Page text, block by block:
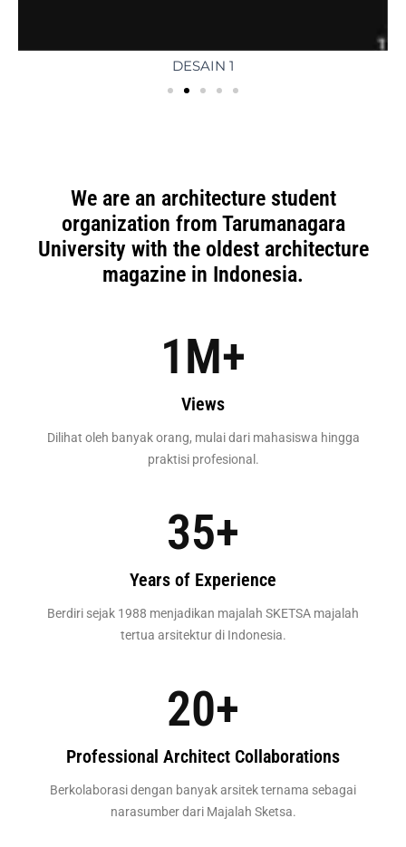
DESAIN 1
We are an architecture student
organization from Tarumanagara
University with the oldest architecture
magazine in Indonesia.
Views
1M+
Dilihat oleh banyak orang, mulai dari mahasiswa hingga
praktisi profesional.
Years of Experience
35+
Berdiri sejak 1988 menjadikan majalah SKETSA majalah
tertua arsitektur di Indonesia.
Professional Architect Collaborations
20+
Berkolaborasi dengan banyak arsitek ternama sebagai
narasumber dari Majalah Sketsa.